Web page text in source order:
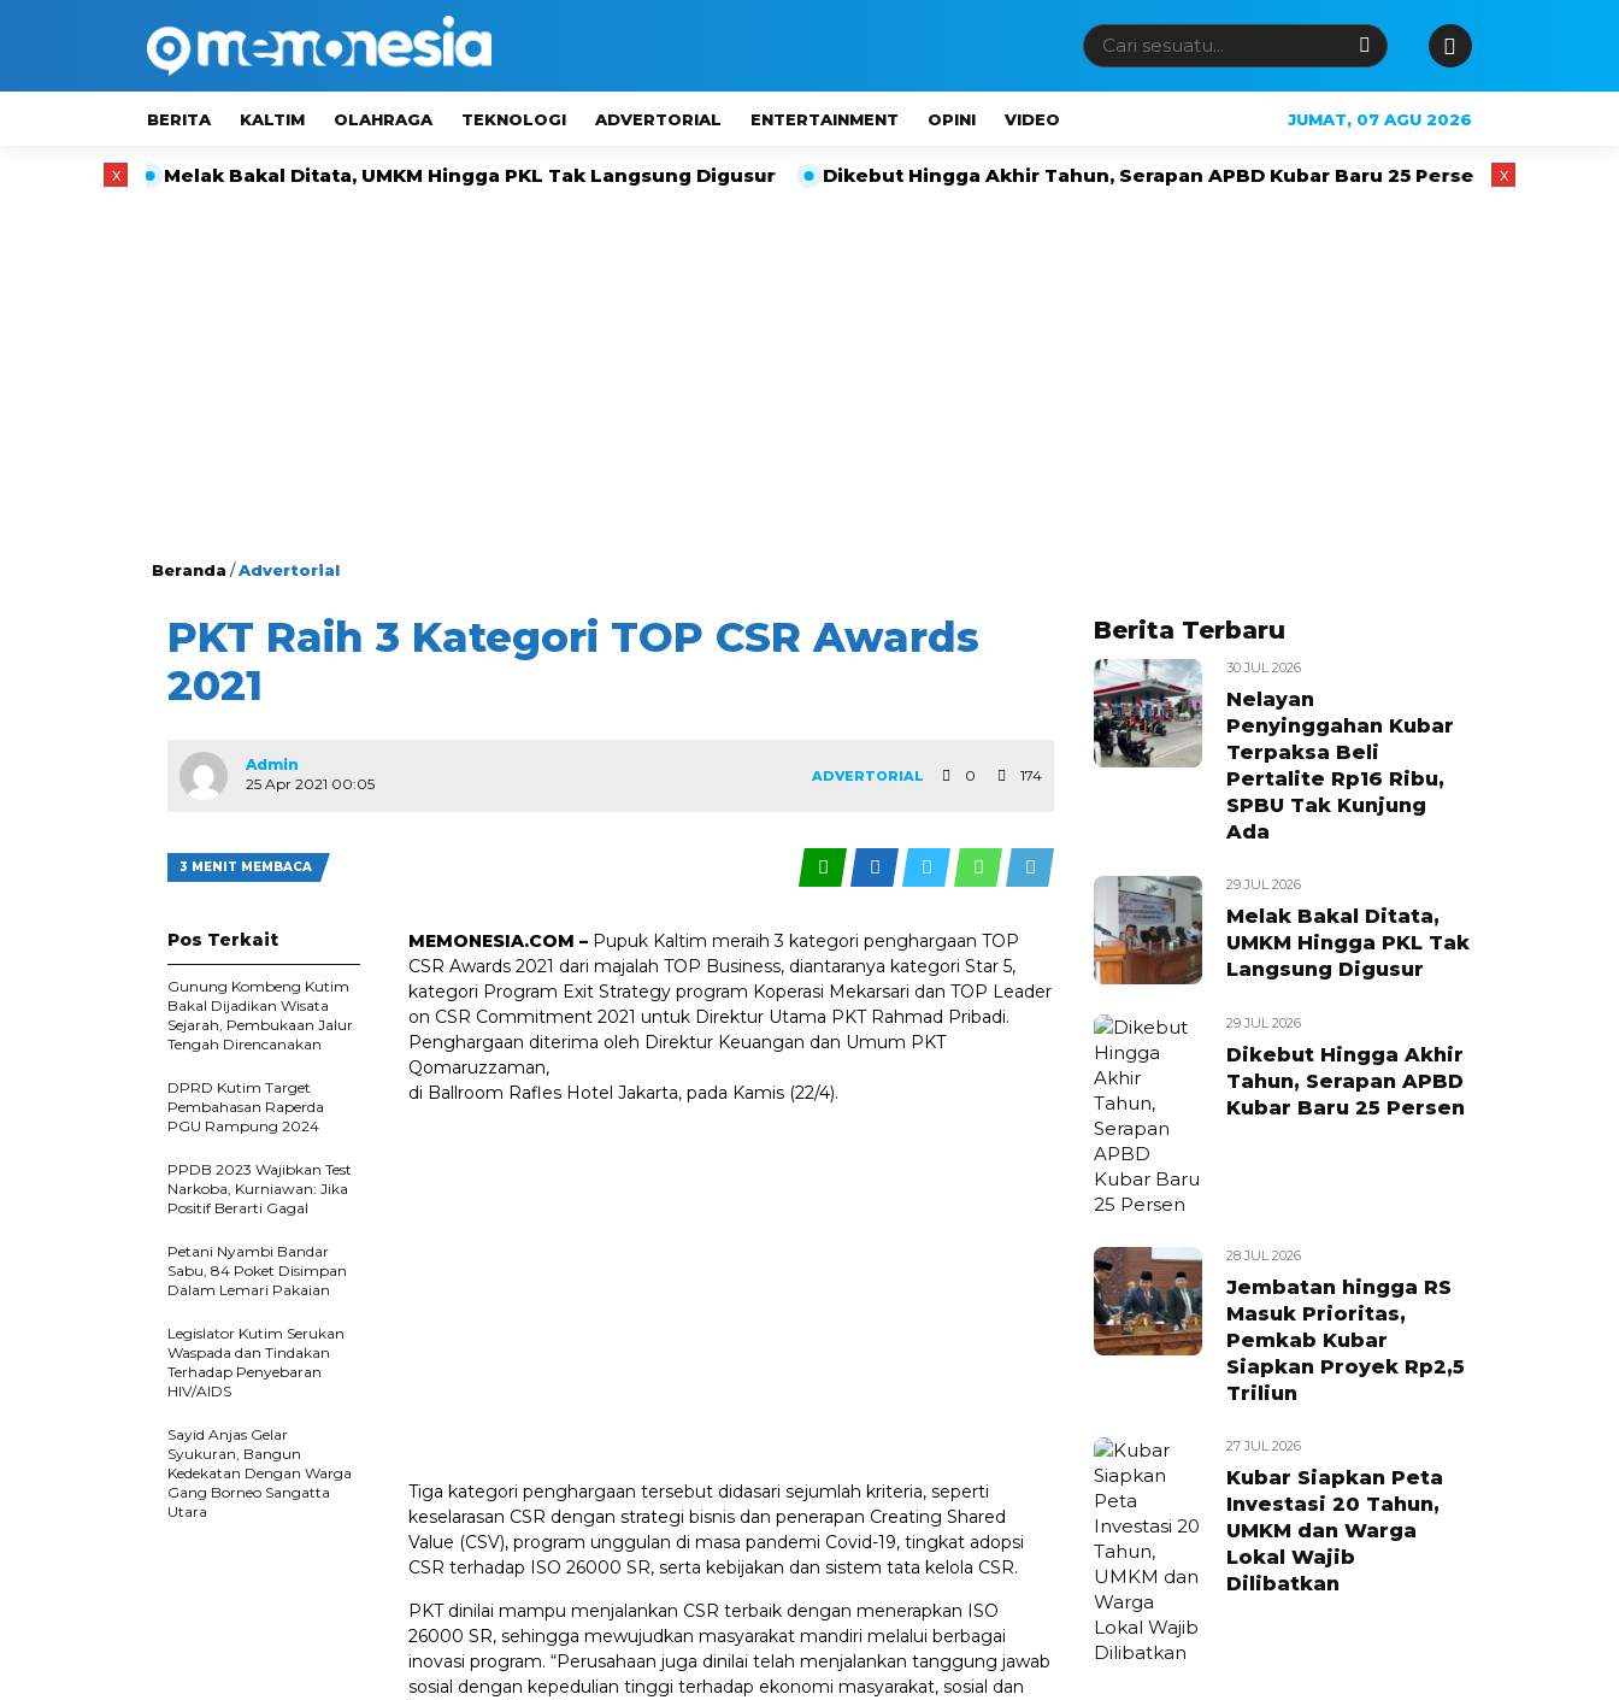
BERITA KALTIM OLAHRAGA TEKNOLOGI ADVERTORIAL ENTERTAINMENT OPINI VIDEO JUMAT, 07 AGU 2026
Melak Bakal Ditata, UMKM Hingga PKL Tak Langsung Digusur Dikebut Hingga Akhir Tahun, Serapan APBD Kubar Baru 25 Persen Jembatan hingga
Beranda /Advertorial
PKT Raih 3 Kategori TOP CSR Awards
2021
Admin
25 Apr 2021 00:05
ADVERTORIAL 0 174
3 MENIT MEMBACA
MEMONESIA.COM – Pupuk Kaltim meraih 3 kategori penghargaan TOP
CSR Awards 2021 dari majalah TOP Business, diantaranya kategori Star 5,
kategori Program Exit Strategy program Koperasi Mekarsari dan TOP Leader
on CSR Commitment 2021 untuk Direktur Utama PKT Rahmad Pribadi.
Penghargaan diterima oleh Direktur Keuangan dan Umum PKT
Qomaruzzaman,
di Ballroom Rafles Hotel Jakarta, pada Kamis (22/4).
Tiga kategori penghargaan tersebut didasari sejumlah kriteria, seperti
keselarasan CSR dengan strategi bisnis dan penerapan Creating Shared
Value (CSV), program unggulan di masa pandemi Covid-19, tingkat adopsi
CSR terhadap ISO 26000 SR, serta kebijakan dan sistem tata kelola CSR.
PKT dinilai mampu menjalankan CSR terbaik dengan menerapkan ISO
26000 SR, sehingga mewujudkan masyarakat mandiri melalui berbagai
inovasi program. “Perusahaan juga dinilai telah menjalankan tanggung jawab
sosial dengan kepedulian tinggi terhadap ekonomi masyarakat, sosial dan
Pos Terkait
Gunung Kombeng Kutim
Bakal Dijadikan Wisata
Sejarah, Pembukaan Jalur
Tengah Direncanakan
DPRD Kutim Target
Pembahasan Raperda
PGU Rampung 2024
PPDB 2023 Wajibkan Test
Narkoba, Kurniawan: Jika
Positif Berarti Gagal
Petani Nyambi Bandar
Sabu, 84 Poket Disimpan
Dalam Lemari Pakaian
Legislator Kutim Serukan
Waspada dan Tindakan
Terhadap Penyebaran
HIV/AIDS
Sayid Anjas Gelar
Syukuran, Bangun
Kedekatan Dengan Warga
Gang Borneo Sangatta
Utara
Berita Terbaru
30 JUL 2026
Nelayan
Penyinggahan Kubar
Terpaksa Beli
Pertalite Rp16 Ribu,
SPBU Tak Kunjung
Ada
29 JUL 2026
Melak Bakal Ditata,
UMKM Hingga PKL Tak
Langsung Digusur
29 JUL 2026
Dikebut Hingga Akhir
Tahun, Serapan APBD
Kubar Baru 25 Persen
28 JUL 2026
Jembatan hingga RS
Masuk Prioritas,
Pemkab Kubar
Siapkan Proyek Rp2,5
Triliun
27 JUL 2026
Kubar Siapkan Peta
Investasi 20 Tahun,
UMKM dan Warga
Lokal Wajib
Dilibatkan
x x